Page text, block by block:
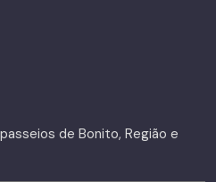
de Bonito, Região e